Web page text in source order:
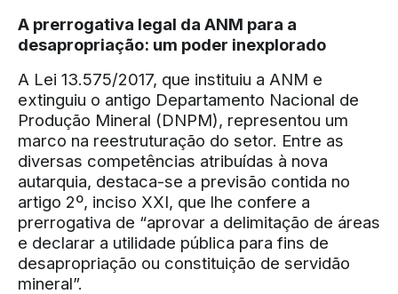
A prerrogativa legal da ANM para a
desapropriação: um poder inexplorado
A Lei 13.575/2017, que instituiu a ANM e
extinguiu o antigo Departamento Nacional de
Produção Mineral (DNPM), representou um
marco na reestruturação do setor. Entre as
diversas competências atribuídas à nova
autarquia, destaca-se a previsão contida no
artigo 2º, inciso XXI, que lhe confere a
prerrogativa de “aprovar a delimitação de áreas
e declarar a utilidade pública para fins de
desapropriação ou constituição de servidão
mineral”.